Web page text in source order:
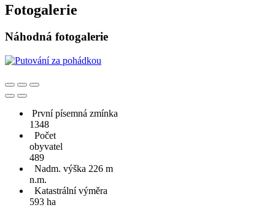
Fotogalerie
Náhodná fotogalerie
První písemná zmínka
1348
Počet
obyvatel
489
Nadm. výška 226 m
n.m.
Katastrální výměra
593 ha